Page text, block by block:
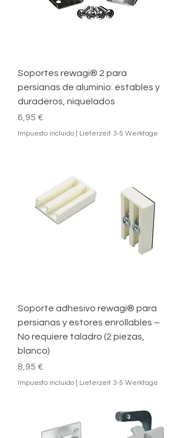
Soportes rewagi® 2 para
persianas de aluminio: estables y
duraderos, niquelados
Precio
6,95 €
Impuesto incluido Lieferzeit 3-5 Werktage
Soporte adhesivo rewagi® para
persianas y estores enrollables –
No requiere taladro (2 piezas,
blanco)
Precio
8,95 €
Impuesto incluido Lieferzeit 3-5 Werktage